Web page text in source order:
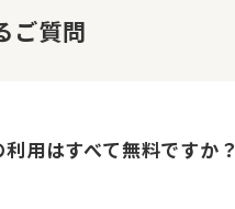
ご質問
用はすべて無料ですか？